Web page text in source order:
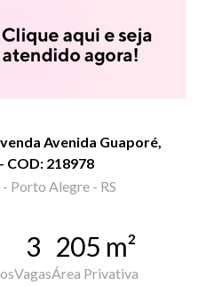
Avenida Guaporé,
218978
Porto Alegre - RS
3
Vagas
205 m²
Área Privativa